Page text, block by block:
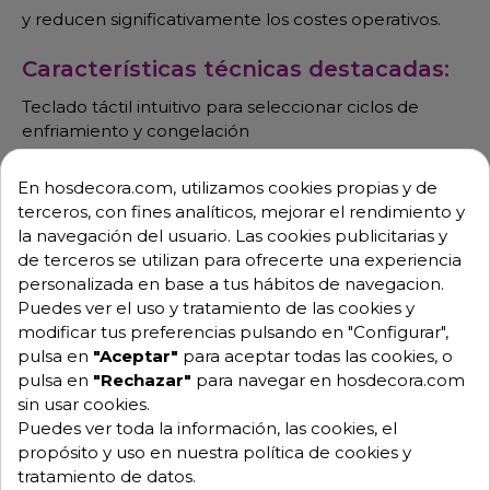
y reducen significativamente los costes operativos.
Características técnicas destacadas:
Teclado táctil intuitivo para seleccionar ciclos de
enfriamiento y congelación
temperatura interna
Compatible con bandejas GN 1/1 y EN 60x40
Pantalla LED multilingüe (9 idiomas)
Alarmas audiovisuales para mayor seguridad
Aislamiento ecológico HFO (eficiencia energética)
Exterior en acero VAR-PET: anticorrosión, fácil
limpieza, antihuellas
Modos de funcionamiento:
Abatimiento rápido (+3°C)
En hosdecora.com, utilizamos cookies propias y de
terceros, con fines analíticos, mejorar el rendimiento y
la navegación del usuario. Las cookies publicitarias y
de terceros se utilizan para ofrecerte una experiencia
personalizada en base a tus hábitos de navegacion.
Puedes ver el uso y tratamiento de las cookies y
modificar tus preferencias pulsando en "Configurar",
pulsa en "Aceptar" para aceptar todas las cookies, o
pulsa en "Rechazar" para navegar en hosdecora.com
sin usar cookies.
Puedes ver toda la información, las cookies, el
propósito y uso en nuestra política de cookies y
tratamiento de datos.